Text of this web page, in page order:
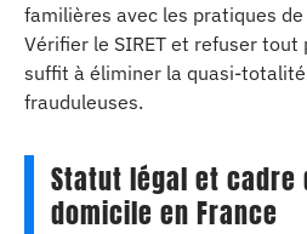
familières avec les pratiques
Vérifier le SIRET et refuser
suffit à éliminer la quasi-
frauduleuses.
Statut légal et cadre
domicile en France